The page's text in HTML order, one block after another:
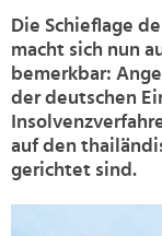
Die Schieflage
macht sich nun
bemerkbar:
der deutschen
auf den
gerichtet sind.